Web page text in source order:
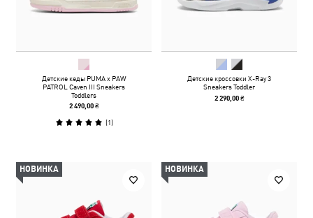
Детские кеды PUMA x PAW
PATROL Caven III Sneakers
Toddlers
2 490,00 ₴
(1)
Детские кроссовки X-Ray 3
Sneakers Toddler
2 290,00 ₴
НОВИНКА НОВИНКА